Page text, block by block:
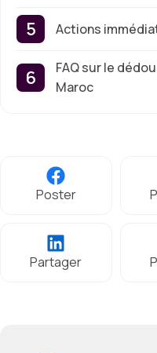
Actions
FAQ sur le
Maroc
Poster
Partager